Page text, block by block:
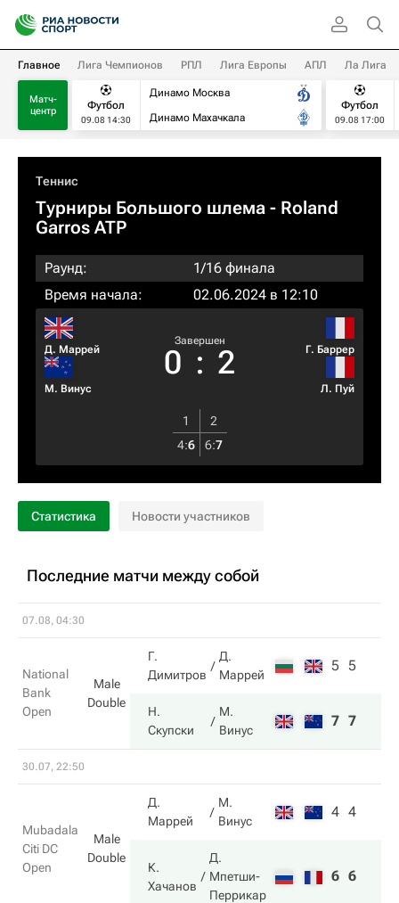
Главное Лига Чемпионов РПЛ Лига Европы АПЛ Ла Лига
Матч-
центр
Футбол
09.08 14:30
Динамо Москва
Динамо Махачкала
Футбол
09.08 17:00
Теннис
Турниры Большого шлема - Roland
Garros ATP
Раунд:
1/16 финала
Время начала:
02.06.2024 в 12:10
Д. Маррей
М. Винус
Завершен
0 : 2 Г. Баррер
Л. Пуй
1
2
4:6 6:7
Статистика Новости участников
Последние матчи между собой
07.08, 04:30
National
Bank
Open
Male
Double
Г.
Димитров
Д.
Маррей
5 5
Н.
Скупски
М.
Винус
7 7
30.07, 22:50
Mubadala
Citi DC
Open
Male
Double
Д.
Маррей
М.
Винус
4 4
К.
Хачанов
Д.
Мпетши-
Перрикар
6 6